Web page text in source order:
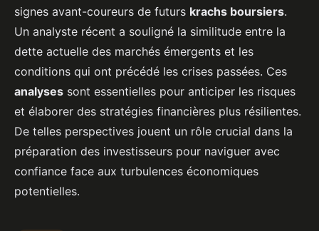
signes avant-coureurs de futurs krachs boursiers.
Un analyste récent a souligné la similitude entre la
dette actuelle des marchés émergents et les
conditions qui ont précédé les crises passées. Ces
analyses sont essentielles pour anticiper les risques
et élaborer des stratégies financières plus résilientes.
De telles perspectives jouent un rôle crucial dans la
préparation des investisseurs pour naviguer avec
confiance face aux turbulences économiques
potentielles.